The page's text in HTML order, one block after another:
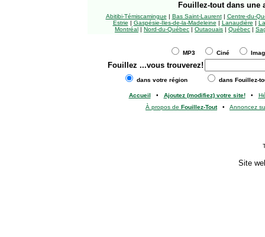
Fouillez-tout dans une
Abitibi-Témiscamingue | Bas Saint-Laurent| Centre-du-
Estrie | Gaspésie-Îles-de-la-Madeleine | Lanaudière |
Montréal | Nord-du-Québec | Outaouais | Québec |
MP3 Ciné
Fouillez ...vous trouverez!
dans votre région dans Fouillez-
Accueil • Ajoutez (modifiez) votre site!•
À propos de Fouillez-Tout• Annoncez
Site